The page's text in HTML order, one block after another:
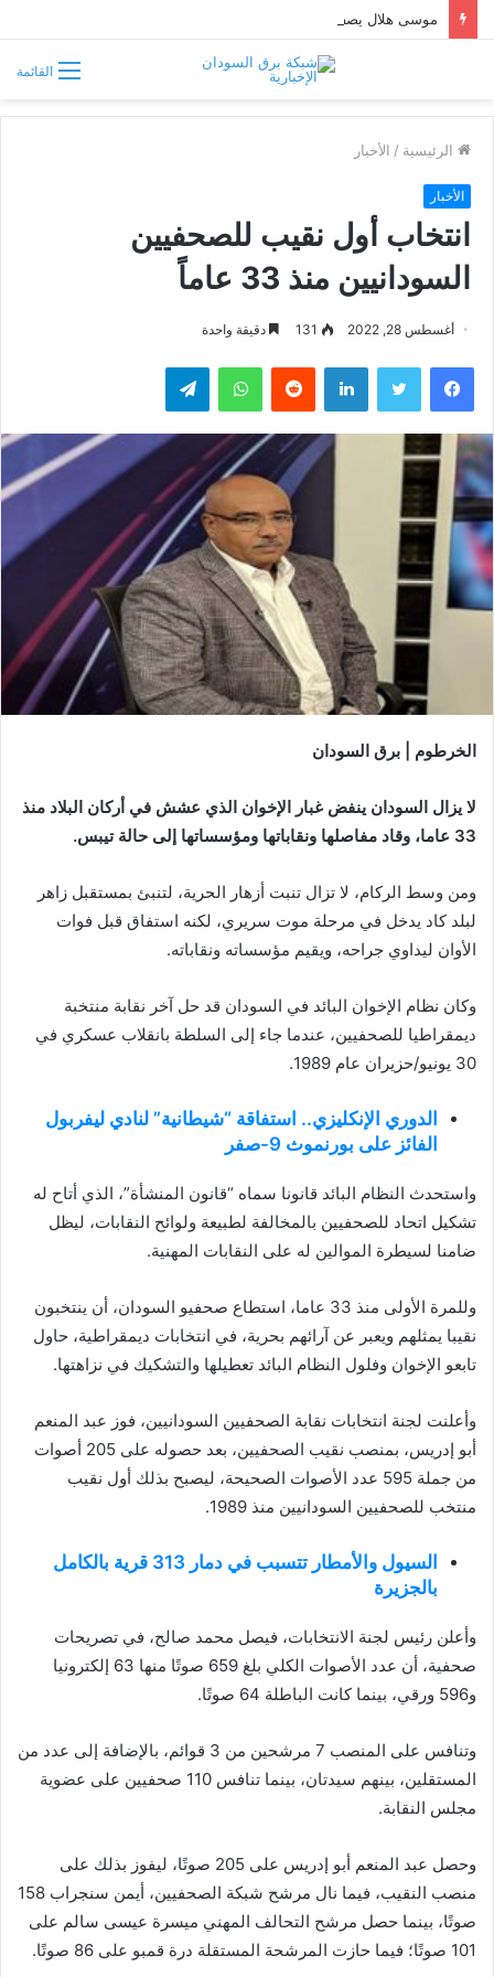
القائمة
الرئيسية / الأخبار
الأخبار
انتخاب أول نقيب للصحفيين
السودانيين منذ 33 عاماً
أغسطس 28, 2022 131 دقيقة واحدة
فيسبوك تويتر لينكدإن واتساب تيلقرام
الخرطوم | برق السودان
لا يزال السودان ينفض غبار الإخوان الذي عشش في أركان البلاد منذ
33 عاما، وقاد مفاصلها ونقاباتها ومؤسساتها إلى حالة تيبس.
ومن وسط الركام، لا تزال تنبت أزهار الحرية، لتنبئ بمستقبل زاهر
لبلد كاد يدخل في مرحلة موت سريري، لكنه استفاق قبل فوات
الأوان ليداوي جراحه، ويقيم مؤسساته ونقاباته.
وكان نظام الإخوان البائد في السودان قد حل آخر نقابة منتخبة
ديمقراطيا للصحفيين، عندما جاء إلى السلطة بانقلاب عسكري في
30 يونيو/حزيران عام 1989.
الدوري الإنكليزي.. استفاقة “شيطانية” لنادي ليفربول
الفائز على بورنموث 9-صفر
واستحدث النظام البائد قانونا سماه “قانون المنشأة”، الذي أتاح له
تشكيل اتحاد للصحفيين بالمخالفة لطبيعة ولوائح النقابات، ليظل
ضامنا لسيطرة الموالين له على النقابات المهنية.
وللمرة الأولى منذ 33 عاما، استطاع صحفيو السودان، أن ينتخبون
نقيبا يمثلهم ويعبر عن آرائهم بحرية، في انتخابات ديمقراطية، حاول
تابعو الإخوان وفلول النظام البائد تعطيلها والتشكيك في نزاهتها.
وأعلنت لجنة انتخابات نقابة الصحفيين السودانيين، فوز عبد المنعم
أبو إدريس، بمنصب نقيب الصحفيين، بعد حصوله على 205 أصوات
من جملة 595 عدد الأصوات الصحيحة، ليصبح بذلك أول نقيب
منتخب للصحفيين السودانيين منذ 1989.
السيول والأمطار تتسبب في دمار 313 قرية بالكامل
بالجزيرة
وأعلن رئيس لجنة الانتخابات، فيصل محمد صالح، في تصريحات
صحفية، أن عدد الأصوات الكلي بلغ 659 صوتًا منها 63 إلكترونيا
و596 ورقي، بينما كانت الباطلة 64 صوتًا.
وتنافس على المنصب 7 مرشحين من 3 قوائم، بالإضافة إلى عدد من
المستقلين، بينهم سيدتان، بينما تنافس 110 صحفيين على عضوية
مجلس النقابة.
وحصل عبد المنعم أبو إدريس على 205 صوتًا، ليفوز بذلك على
منصب النقيب، فيما نال مرشح شبكة الصحفيين، أيمن سنجراب 158
صوتًا، بينما حصل مرشح التحالف المهني ميسرة عيسى سالم على
101 صوتًا؛ فيما حازت المرشحة المستقلة درة قمبو على 86 صوتًا.